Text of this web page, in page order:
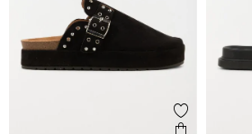
Ajouter aux
Aperçu